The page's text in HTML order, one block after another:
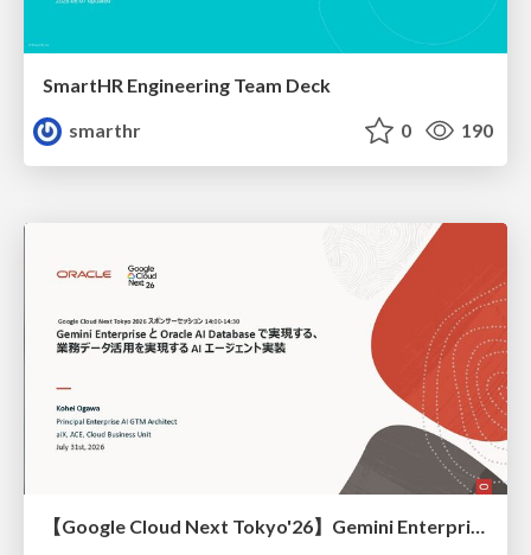
SmartHR Engineering Team Deck
smarthr
0 190
【Google Cloud Next Tokyo'26】Gemini Enterprise と Oracle AI Database で実現する、 業務データ活用を実現する AI エージェント実装